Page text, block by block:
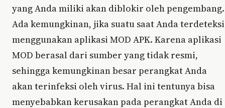
yang Anda miliki akan diblokir oleh pengembang.
Ada kemungkinan, jika suatu saat Anda terdeteksi
menggunakan aplikasi MOD APK. Karena aplikasi
MOD berasal dari sumber yang tidak resmi,
sehingga kemungkinan besar perangkat Anda
akan terinfeksi oleh virus. Hal ini tentunya bisa
menyebabkan kerusakan pada perangkat Anda di